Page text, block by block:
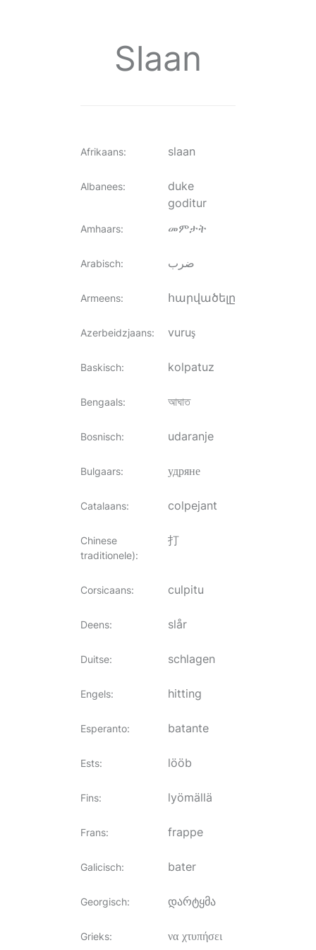
Slaan
Afrikaans: slaan
Albanees:
duke
goditur
Amhaars: መምታት
Arabisch: ضرب
Armeens: հարվածելը
Azerbeidzjaans: vuruş
Baskisch: kolpatuz
Bengaals: আঘাত
Bosnisch: udaranje
Bulgaars: удряне
Catalaans: colpejant
Chinese
traditionele):
打
Corsicaans: culpitu
Deens: slår
Duitse: schlagen
Engels: hitting
Esperanto: batante
Ests: lööb
Fins: lyömällä
Frans: frappe
Galicisch: bater
Georgisch: დარტყმა
Grieks: να χτυπήσει